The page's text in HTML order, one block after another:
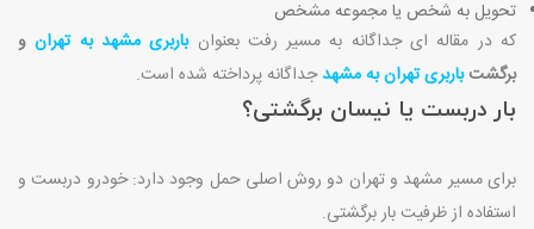
تحویل به شخص یا مجموعه مشخص
که در مقاله ای جداگانه به مسیر رفت بعنوانباربری مشهد به تهرانو
برگشتباربری تهران به مشهدجداگانه پرداخته شده است.
بار دربست یا نیسان برگشتی؟
برای مسیر مشهد و تهران دو روش اصلی حمل وجود دارد: خودرو دربست و
استفاده از ظرفیت بار برگشتی.